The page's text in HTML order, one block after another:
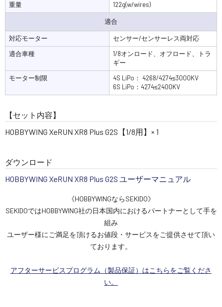
重量
122g(w/wires)
適合
対応モーター
センサー/センサーレス両対応
適合車種
1/8オンロード、オフロード、トラ
ギー
モーター制限
4S LiPo： 4268/4274≤3000KV
6S LiPo：4274≤2400KV
【セット内容】
HOBBYWING XeRUN XR8 Plus G2S【1/8用】× 1
ダウンロード
HOBBYWING XeRUN XR8 Plus G2S ユーザーマニュアル
《HOBBYWINGならSEKIDO》
SEKIDOではHOBBYWING社の日本国内におけるパートナーとして手を
組み
ユーザー様にご満足を頂けるお値段・サービスをご提供させて頂い
ております。
アフターサービスプログラム（製品保証）はこちらをご覧くださ
い。